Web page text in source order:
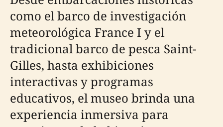
como el barco de investigación
meteorológica France I y el
tradicional barco de pesca Saint-
Gilles, hasta exhibiciones
interactivas y programas
educativos, el museo brinda una
experiencia inmersiva para